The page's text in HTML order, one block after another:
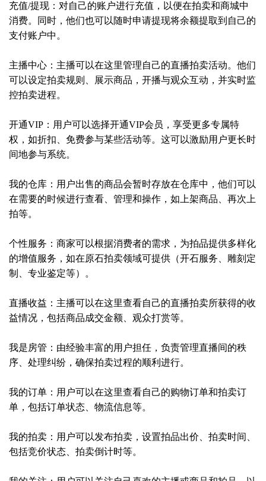
充值/提现：对自己的账户进行充值，以便在拍卖和商城中
消费。同时，他们也可以随时申请提现将余额提取到自己的
支付账户中。
主播中心：主播可以在这里管理自己的直播拍卖活动。他们
可以设定拍卖规则、展示商品，开播与观众互动，并实时监
控拍卖进程。
开通VIP：用户可以选择开通VIP会员，享受更多专属特
权，如折扣、免费参与某些活动等。这可以激励用户更长时
间地参与系统。
我的仓库：用户出售的商品会暂时存放在仓库中，他们可以
在需要的时候进行查看、管理和操作，如上架商品、再次上
拍等。
个性服务：商家可以根据消费者的需求，为拍品提供多样化
的增值服务，如在原石拍卖领域可提供（开石服务、雕刻定
制、专业鉴定等）。
直播收益：主播可以在这里查看自己的直播拍卖所获得的收
益情况，包括商品成交金额、观众打赏等。
我是房管：由经验丰富的用户担任，负责管理直播间的秩
序、处理纠纷，确保拍卖过程的顺利进行。
我的订单：用户可以在这里查看自己的购物订单和拍卖订
单，包括订单状态、物流信息等。
我的拍卖：用户可以发布拍卖，设置拍品出价、拍卖时间、
包括竞价状态、拍卖倒计时等。